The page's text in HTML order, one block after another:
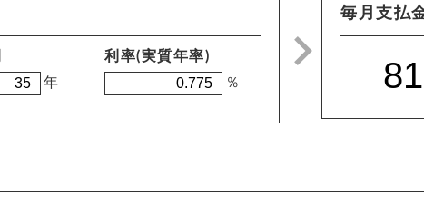
利率(実質年率)
年 ％
毎月支払